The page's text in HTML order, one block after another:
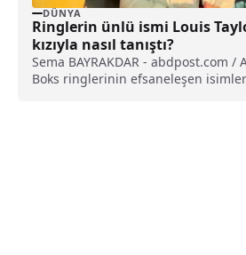
DÜNYA
Ringlerin ünlü ismi Louis
kızıyla nasıl tanıştı?
Sema BAYRAKDAR - abdpost.com /
Boks ringlerinin efsaneleşen